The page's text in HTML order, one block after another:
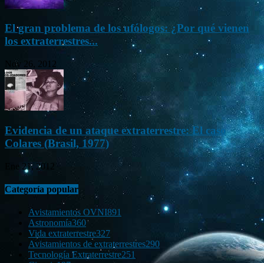
El gran problema de los ufólogos: ¿Por qué vienen
los extraterrestres...
Nov 26, 2012
Evidencia de un ataque extraterrestre: El caso
Colares (Brasil, 1977)
Ene 21, 2012
Categoría popular
Avistamientos OVNI891
Astronomía360
Vida extraterrestre327
Avistamientos de extraterrestres290
Tecnología Extraterrestre251